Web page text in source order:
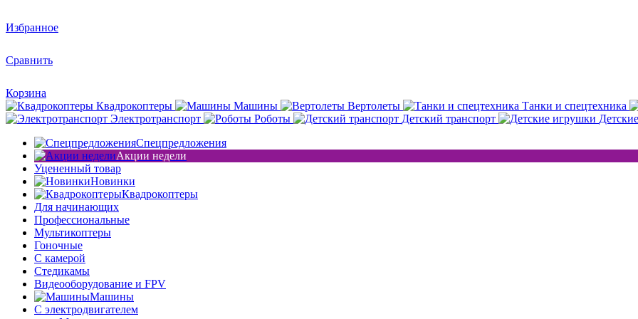
Избранное
Сравнить
Корзина
Квадрокоптеры
Машины Вертолеты
Танки и спецтехника
Электротранспорт
Роботы Детский транспорт
Спецпредложения
Акции недели
Уцененный товар
Новинки
Квадрокоптеры
Для начинающих
Профессиональные
Мультикоптеры
Гоночные
C камерой
Стедикамы
Видеооборудование и FPV
Машины
С электродвигателем